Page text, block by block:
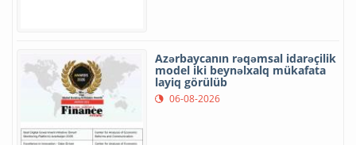
Azərbaycanın rəqəmsal idarəçilik
model iki beynəlxalq mükafata
layiq görülüb
06-08-2026